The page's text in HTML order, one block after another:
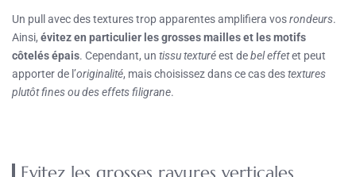
Un pull avec des textures trop apparentes amplifiera vosrondeurs.
Ainsi, évitez en particulier les grosses mailles et les motifs
côtelés épais. Cependant, un tissu texturéest debel effetet peut
apporter de l’originalité, mais choisissez dans ce cas destextures
plutôt fines ou des effets filigrane.
Evitez les grosses rayures verticales